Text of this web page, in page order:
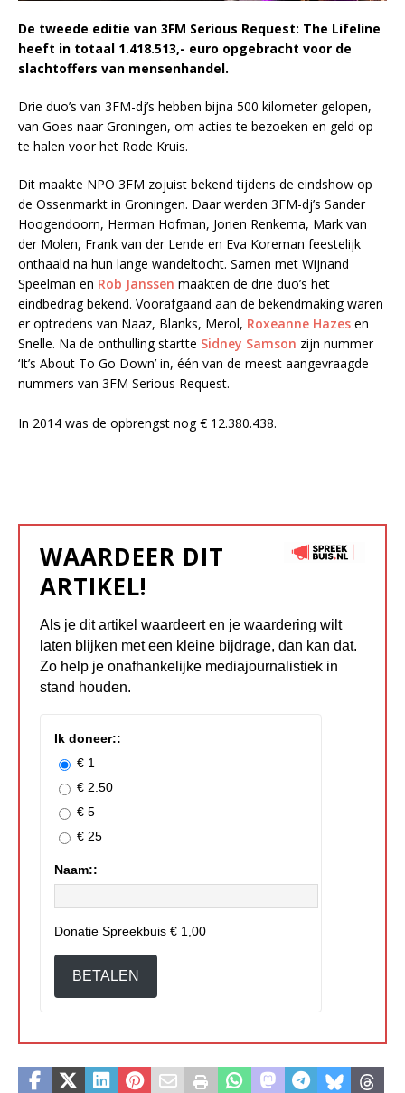
De tweede editie van 3FM Serious Request: The Lifeline
heeft in totaal 1.418.513,- euro opgebracht voor de
slachtoffers van mensenhandel.
Drie duo’s van 3FM-dj’s hebben bijna 500 kilometer gelopen,
van Goes naar Groningen, om acties te bezoeken en geld op
te halen voor het Rode Kruis.
Dit maakte NPO 3FM zojuist bekend tijdens de eindshow op
de Ossenmarkt in Groningen. Daar werden 3FM-dj’s Sander
Hoogendoorn, Herman Hofman, Jorien Renkema, Mark van
der Molen, Frank van der Lende en Eva Koreman feestelijk
onthaald na hun lange wandeltocht. Samen met Wijnand
Speelman en Rob Janssen maakten de drie duo’s het
eindbedrag bekend. Voorafgaand aan de bekendmaking waren
er optredens van Naaz, Blanks, Merol, Roxeanne Hazes en
Snelle. Na de onthulling startte Sidney Samson zijn nummer
‘It’s About To Go Down’ in, één van de meest aangevraagde
nummers van 3FM Serious Request.
In 2014 was de opbrengst nog € 12.380.438.
WAARDEER DIT
ARTIKEL!
Als je dit artikel waardeert en je waardering wilt
laten blijken met een kleine bijdrage, dan kan dat.
Zo help je onafhankelijke mediajournalistiek in
stand houden.
Ik doneer::
€ 1
€ 2.50
€ 5
€ 25
Naam::
Donatie Spreekbuis € 1,00
BETALEN